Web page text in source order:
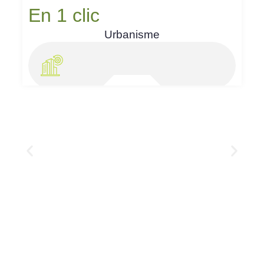
En 1 clic
Urbanisme